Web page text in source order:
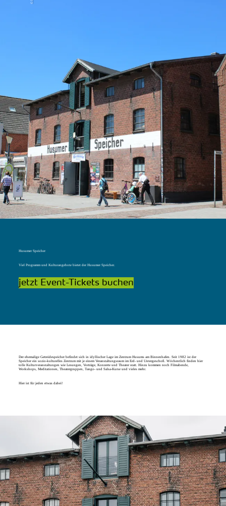
Suchen
Gäste
Unterkünfte suchen
Husumer Speicher
Viel Programm und Kulturangebote bietet der Husumer Speicher.
jetzt Event-Tickets buchen
Der ehemalige Getreidespeicher befindet sich in idyllischer Lage im Zentrum Husums am Binnenhafen. Seit 1982 ist der
Speicher ein sozio-kulturelles Zentrum mit je einem Veranstaltungsraum im Erd- und Untergeschoß. Wöchentlich finden hier
tolle Kulturveranstaltungen wie Lesungen, Vorträge, Konzerte und Theater statt. Hinzu kommen noch Filmabende,
Workshops, Meditationen, Theatergruppen, Tango- und Salsa-Kurse und vieles mehr.
Hier ist für jeden etwas dabei! © 𝐍𝐨𝐫𝐝𝐬𝐞𝐞𝐤üst𝐞 𝐍𝐨𝐫𝐝𝐟𝐫𝐢𝐞𝐬𝐥𝐚𝐧𝐝 | 𝐌𝐚𝐫𝐤𝐮𝐬 𝐑𝐨𝐡𝐫𝐛𝐚𝐜𝐡𝐞𝐫